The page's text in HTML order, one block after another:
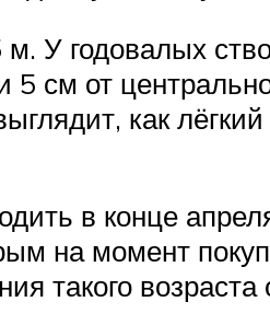
У годовалых
5 см от
как
в конце
на момент
такого